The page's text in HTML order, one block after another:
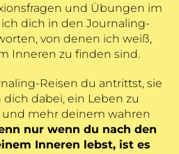
und Übungen im
dich in den Journaling-
von denen ich weiß,
Inneren zu finden sind.
Reisen du antrittst, sie
dabei, ein Leben zu
und mehr deinem wahren
nur wenn du nach den
Inneren lebst, ist es